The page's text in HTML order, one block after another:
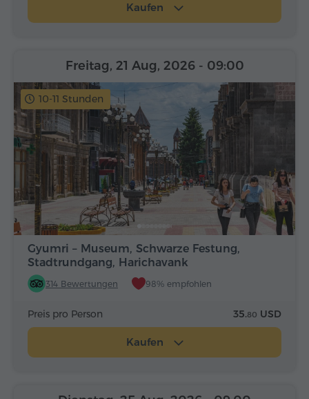
Kaufen
10-11 Stunden
Gyumri – Museum, Schwarze Festung,
Stadtrundgang, Harichavank
314 Bewertungen 98% empfohlen
Freitag, 21 Aug, 2026 - 09:00
Preis pro Person 35.80 USD
Kaufen